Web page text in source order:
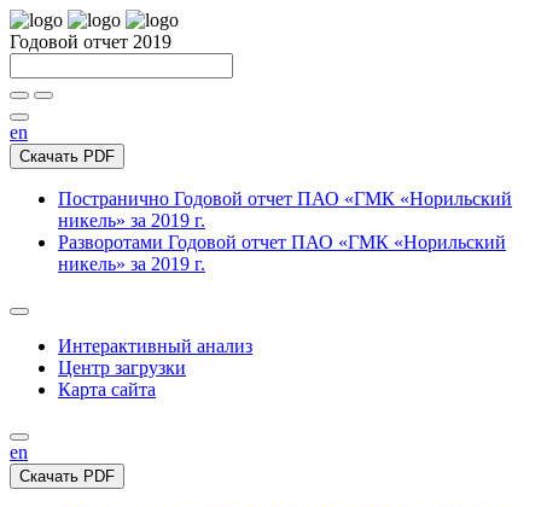
Годовой отчет 2019
en
Скачать PDF
Постранично Годовой отчет ПАО «ГМК «Норильский
никель» за 2019 г.
Разворотами Годовой отчет ПАО «ГМК «Норильский
никель» за 2019 г.
Интерактивный анализ
Центр загрузки
Карта сайта
en
Скачать PDF